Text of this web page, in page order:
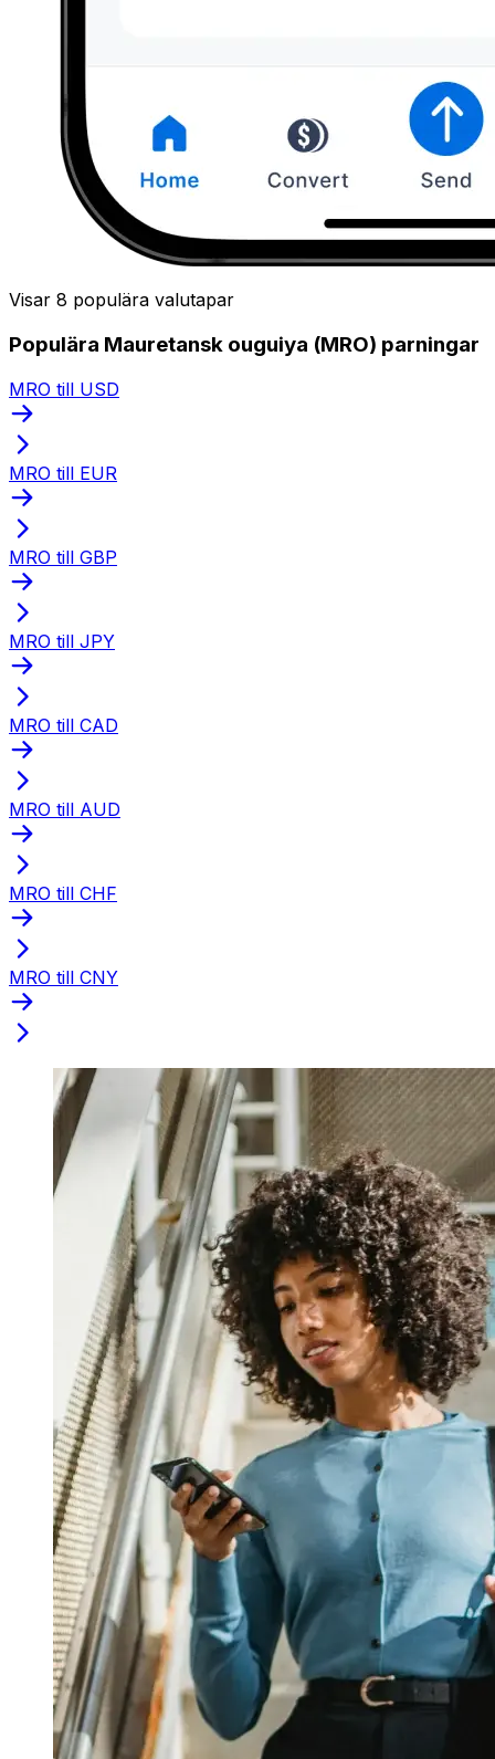
Visar 8 populära valutapar
Populära Mauretansk ouguiya (MRO) parningar
MRO till USD
MRO till EUR
MRO till GBP
MRO till JPY
MRO till CAD
MRO till AUD
MRO till CHF
MRO till CNY